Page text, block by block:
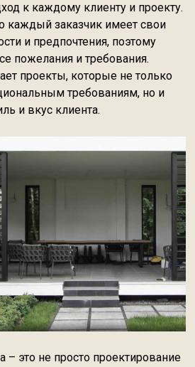
к каждому клиенту и проекту.
каждый заказчик имеет свои
и предпочтения, поэтому
пожелания и требования.
проекты, которые не только
требованиям, но и
и вкус клиента.
– это не просто проектирование